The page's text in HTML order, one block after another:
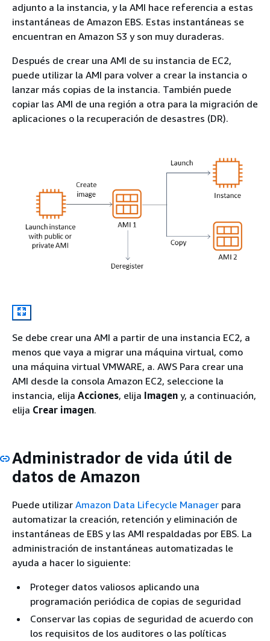
adjunto a la instancia, y la AMI hace referencia a estas
instantáneas de Amazon EBS. Estas instantáneas se
encuentran en Amazon S3 y son muy duraderas.
Después de crear una AMI de su instancia de EC2,
puede utilizar la AMI para volver a crear la instancia o
lanzar más copias de la instancia. También puede
copiar las AMI de una región a otra para la migración de
aplicaciones o la recuperación de desastres (DR).
Se debe crear una AMI a partir de una instancia EC2, a
menos que vaya a migrar una máquina virtual, como
una máquina virtual VMWARE, a. AWS Para crear una
AMI desde la consola Amazon EC2, seleccione la
instancia, elija Acciones, elija Imagen y, a continuación,
elija Crear imagen.
Administrador de vida útil de
datos de Amazon
Puede utilizar Amazon Data Lifecycle Manager para
automatizar la creación, retención y eliminación de
instantáneas de EBS y las AMI respaldadas por EBS. La
administración de instantáneas automatizadas le
ayuda a hacer lo siguiente:
Proteger datos valiosos aplicando una
programación periódica de copias de seguridad
Conservar las copias de seguridad de acuerdo con
los requisitos de los auditores o las políticas